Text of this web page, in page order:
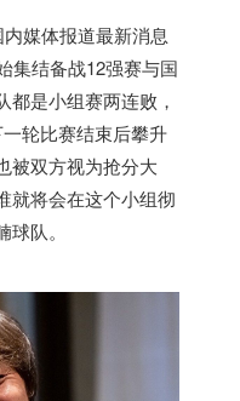
媒体报道最新消息
集结备战12强赛与国
都是小组赛两连败，
轮比赛结束后攀升
被双方视为抢分大
就将会在这个小组彻
队。